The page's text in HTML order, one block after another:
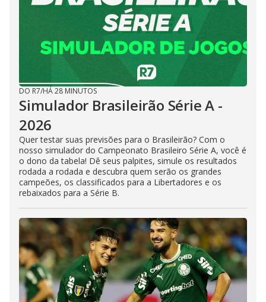
DO R7/HÁ 28 MINUTOS
Simulador Brasileirão Série A -
2026
Quer testar suas previsões para o Brasileirão? Com o
nosso simulador do Campeonato Brasileiro Série A, você é
o dono da tabela! Dê seus palpites, simule os resultados
rodada a rodada e descubra quem serão os grandes
campeões, os classificados para a Libertadores e os
rebaixados para a Série B.